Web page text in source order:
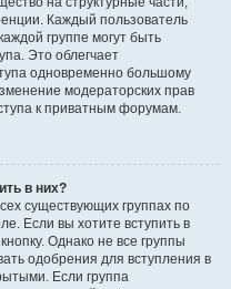
Каждый пользователь
группе могут быть
Это облегчает
одновременно большому
модераторских прав
к приватным форумам.
в них?
существующих группах по
Если вы хотите вступить в
Однако не все группы
одобрения для вступления в
Если группа